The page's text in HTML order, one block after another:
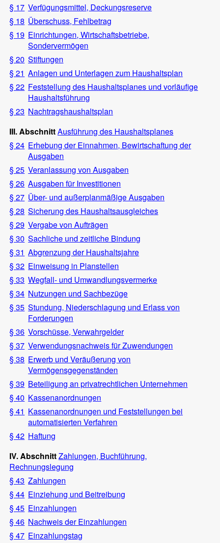
§ 17 Verfügungsmittel, Deckungsreserve
§ 18 Überschuss, Fehlbetrag
§ 19 Einrichtungen, Wirtschaftsbetriebe,
Sondervermögen
§ 20 Stiftungen
§ 21 Anlagen und Unterlagen zum Haushaltsplan
§ 22 Feststellung des Haushaltsplanes und vorläufige
Haushaltsführung
§ 23 Nachtragshaushaltsplan
III. AbschnittAusführung des Haushaltsplanes
§ 24 Erhebung der Einnahmen, Bewirtschaftung der
Ausgaben
§ 25 Veranlassung von Ausgaben
§ 26 Ausgaben für Investitionen
§ 27 Über- und außerplanmäßige Ausgaben
§ 28 Sicherung des Haushaltsausgleiches
§ 29 Vergabe von Aufträgen
§ 30 Sachliche und zeitliche Bindung
§ 31 Abgrenzung der Haushaltsjahre
§ 32 Einweisung in Planstellen
§ 33 Wegfall- und Umwandlungsvermerke
§ 34 Nutzungen und Sachbezüge
§ 35 Stundung, Niederschlagung und Erlass von
Forderungen
§ 36 Vorschüsse, Verwahrgelder
§ 37 Verwendungsnachweis für Zuwendungen
§ 38 Erwerb und Veräußerung von
Vermögensgegenständen
§ 39 Beteiligung an privatrechtlichen Unternehmen
§ 40 Kassenanordnungen
§ 41 Kassenanordnungen und Feststellungen bei
automatisierten Verfahren
§ 42 Haftung
IV. AbschnittZahlungen, Buchführung,
Rechnungslegung
§ 43 Zahlungen
§ 44 Einziehung und Beitreibung
§ 45 Einzahlungen
§ 46 Nachweis der Einzahlungen
§ 47 Einzahlungstag